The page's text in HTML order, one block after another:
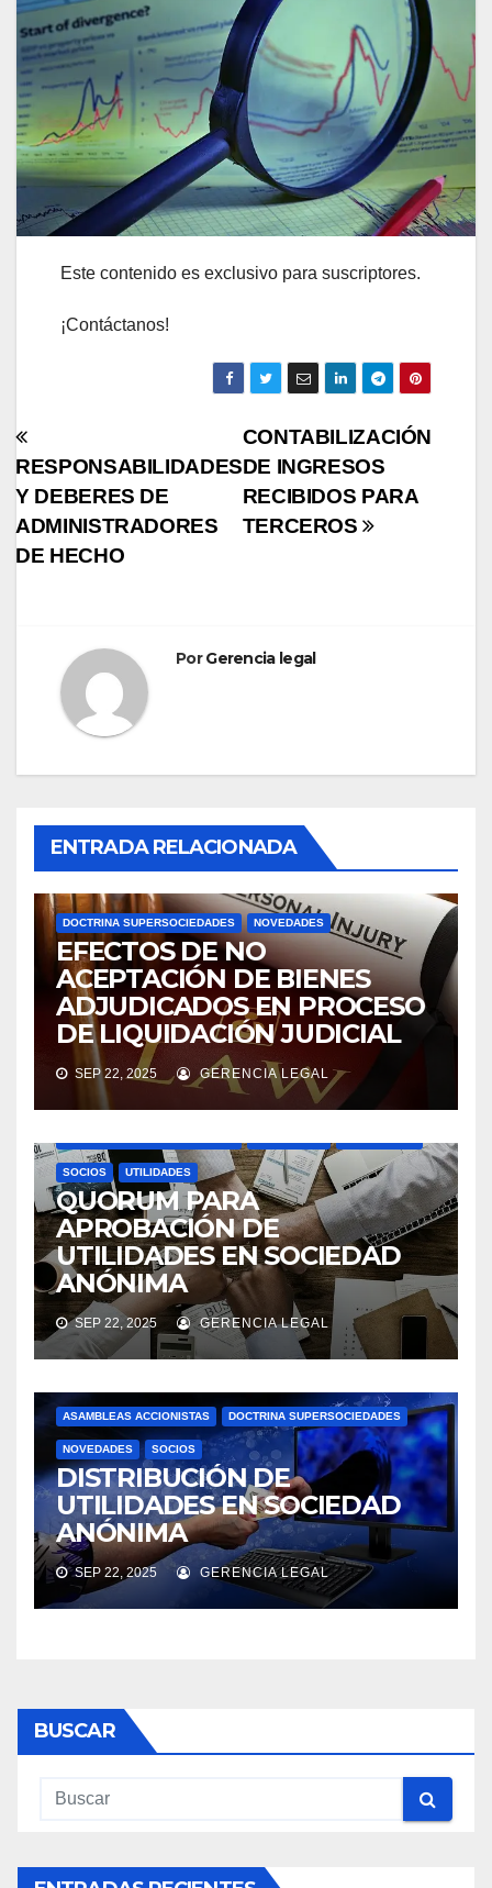
Este contenido es exclusivo para suscriptores.
¡Contáctanos!
Navegación
de
entradas
CONTABILIZACIÓN
DE INGRESOS
RECIBIDOS PARA
TERCEROS
RESPONSABILIDADES
Y DEBERES DE
ADMINISTRADORES
DE HECHO
PorGerencia legal
ENTRADA RELACIONADA
DOCTRINA SUPERSOCIEDADES NOVEDADES
EFECTOS DE NO
ACEPTACIÓN DE BIENES
ADJUDICADOS EN PROCESO
DE LIQUIDACIÓN JUDICIAL
SEP 22, 2025 GERENCIA LEGAL
SOCIOS UTILIDADES
QUORUM PARA
APROBACIÓN DE
UTILIDADES EN SOCIEDAD
ANÓNIMA
SEP 22, 2025 GERENCIA LEGAL
ASAMBLEAS ACCIONISTAS DOCTRINA SUPERSOCIEDADES
NOVEDADES SOCIOS
DISTRIBUCIÓN DE
UTILIDADES EN SOCIEDAD
ANÓNIMA
SEP 22, 2025 GERENCIA LEGAL
BUSCAR